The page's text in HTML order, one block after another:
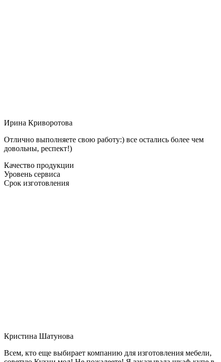
Ирина Криворотова
Отлично выполняете свою работу:) все остались более чем
довольны, респект!)
Качество продукции
Уровень сервиса
Срок изготовления
Кристина Шатунова
Всем, кто еще выбирает компанию для изготовления мебели,